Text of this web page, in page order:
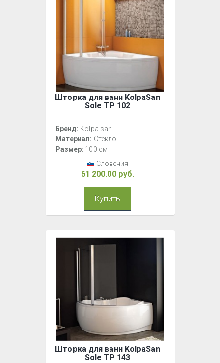
Шторка для ванн KolpaSan
Sole TP 102
Бренд: Kolpa san
Материал: Стекло
Размер: 100 см
Словения
61 200.00 руб.
Купить
Шторка для ванн KolpaSan
Sole TP 143